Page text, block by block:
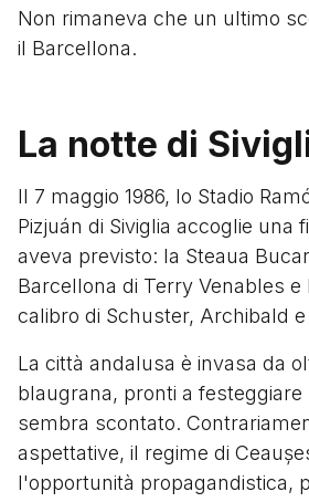
Non rimaneva che un ultimo
il Barcellona.
La notte di
Il 7 maggio 1986, lo Stadio
Pizjuán di Siviglia accoglie una
aveva previsto: la Steaua
Barcellona di Terry Venables
calibro di Schuster, Archibald e
La città andalusa è invasa da
blaugrana, pronti a
sembra scontato.
aspettative, il regime di
l'opportunità propagandistica,